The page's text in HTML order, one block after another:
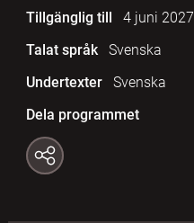
Tillgänglig till
4 juni 2027
Talat språk
Svenska
Undertexter
Svenska
Dela programmet